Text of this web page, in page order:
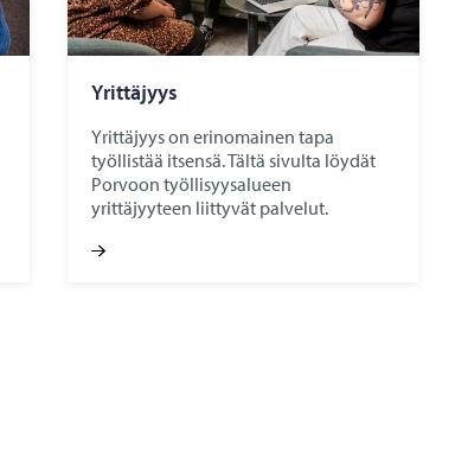
Yrit­tä­jyys
Yrittäjyys on erinomainen tapa
työllistää itsensä. Tältä sivulta löydät
Porvoon työllisyysalueen
yrittäjyyteen liittyvät palvelut.